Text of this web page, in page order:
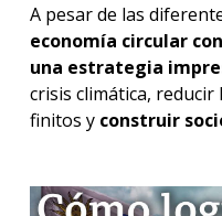
A pesar de las
economía circular
una estrategia
crisis climática, reducir
finitos y construir